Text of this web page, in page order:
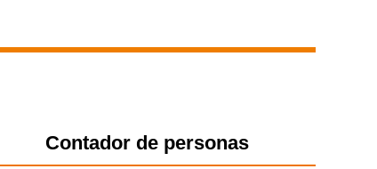
Contador de personas